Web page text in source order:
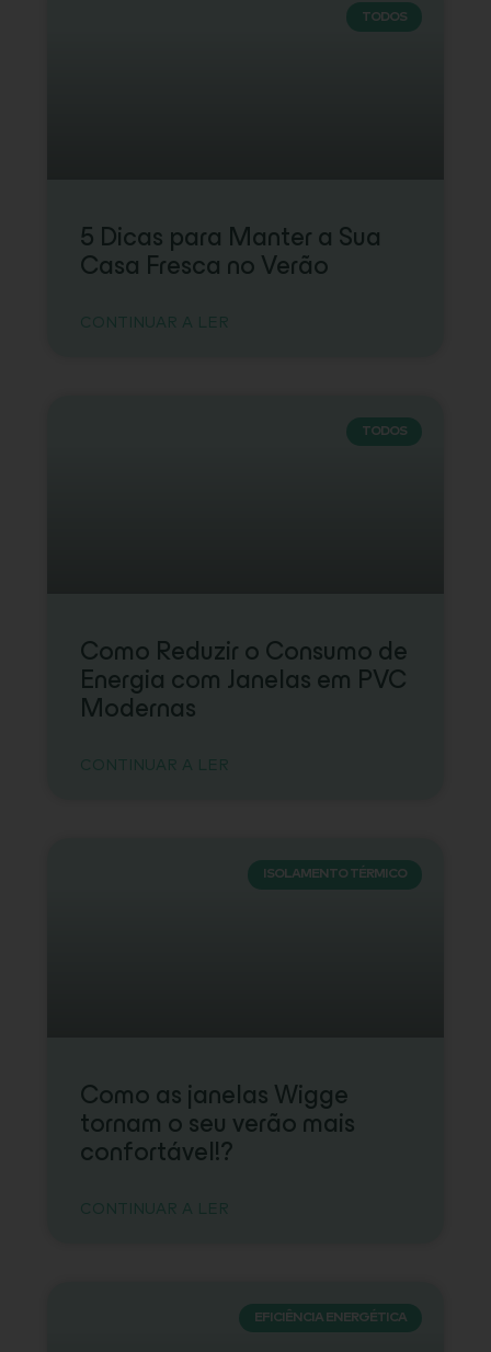
TODOS
5 Dicas para Manter a Sua
Casa Fresca no Verão
CONTINUAR A LER
TODOS
Como Reduzir o Consumo de
Energia com Janelas em PVC
Modernas
CONTINUAR A LER
ISOLAMENTO TÉRMICO
Como as janelas Wigge
tornam o seu verão mais
confortável!?
CONTINUAR A LER
EFICIÊNCIA ENERGÉTICA